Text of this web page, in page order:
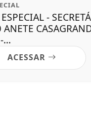
-
...
ACESSAR